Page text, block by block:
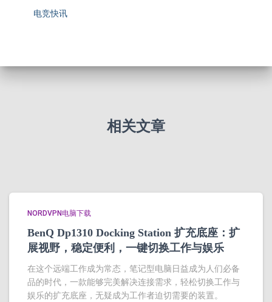
电竞快讯
相关文章
NORDVPN电脑下载
BenQ Dp1310 Docking Station 扩充底座：扩
展视野，稳定便利，一键切换工作与娱乐
在这个远端工作成为常态，笔记型电脑日益成为人们必备
品的时代，一款能够完美解决连接需求，轻松切换工作与
娱乐的扩充底座，无疑成为工作者迫切需要的装置。